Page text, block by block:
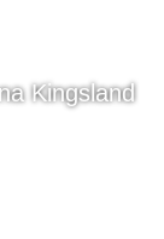
Kingsland